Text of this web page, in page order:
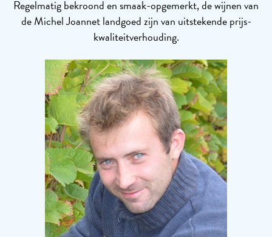
Regelmatig bekroond en smaak-opgemerkt, de wijnen van
de Michel Joannet landgoed zijn van uitstekende prijs-
kwaliteitverhouding.